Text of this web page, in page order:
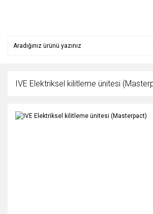
IVE Elektriksel kilitleme ünitesi